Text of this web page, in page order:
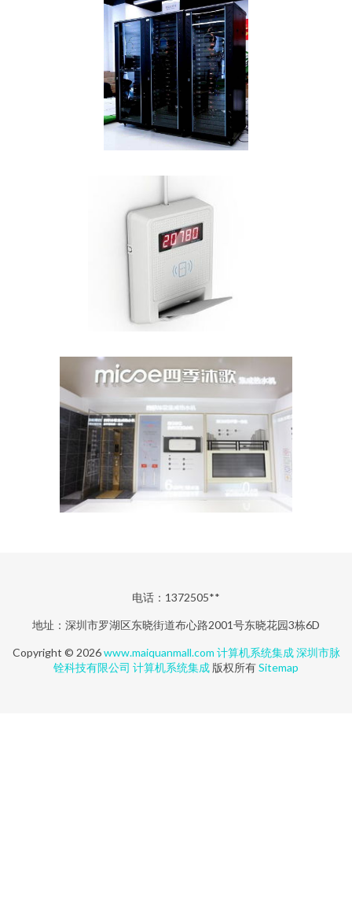
电话：1372505**
地址：深圳市罗湖区东晓街道布心路2001号东晓花园3栋6D
Copyright © 2026www.maiquanmall.com 计算机系统集成 深圳市脉
铨科技有限公司 计算机系统集成 版权所有Sitemap